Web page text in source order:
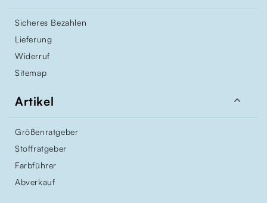
Sicheres Bezahlen
Lieferung
Widerruf
Sitemap
Artikel 
Größenratgeber
Stoffratgeber
Farbführer
Abverkauf